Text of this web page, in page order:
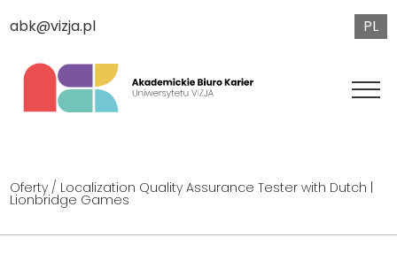
abk@vizja.pl PL
Oferty / Localization Quality Assurance Tester with Dutch |
Lionbridge Games